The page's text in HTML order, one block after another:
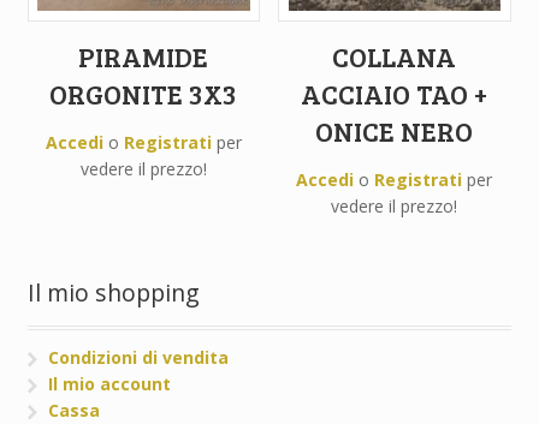
PIRAMIDE
ORGONITE 3X3
Accedio Registratiper
vedere il prezzo!
COLLANA
ACCIAIO TAO +
ONICE NERO
Accedi o Registrati per
vedere il prezzo!
Il mio shopping
Condizioni di vendita
Il mio account
Cassa